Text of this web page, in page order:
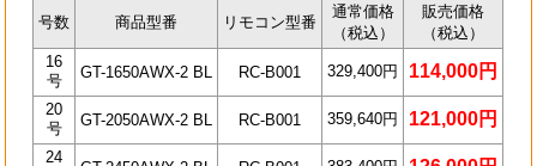
号数 商品型番 リモコン型番
通常価格
（税込）
販売価格
（税込）
16
号
GT-1650AWX-2 BL RC-B001 329,400円 114,000円
20
号
GT-2050AWX-2 BL RC-B001 359,640円 121,000円
24